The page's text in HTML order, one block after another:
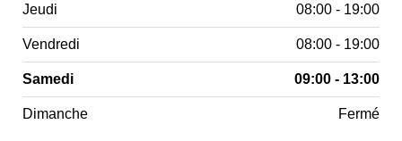
Jeudi 08:00 - 19:00
Vendredi 08:00 - 19:00
Samedi 09:00 - 13:00
Dimanche Fermé